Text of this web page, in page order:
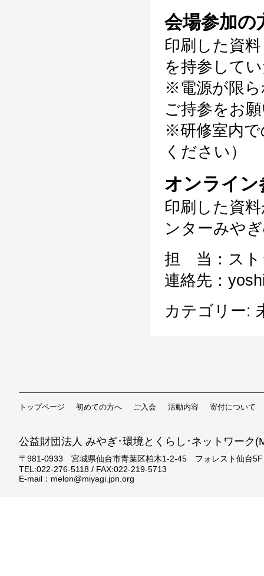
会場参加の
印刷した資
を持参して
※電源が限ら
ご持参をお
※研修室内で
ください）
オンライン
印刷した資
ンターみや
担 当：スト
連絡先：
カテゴリー:
トップページ 初めての方へ ご入会 活動内容 寄付について
公益財団法人 みやぎ･環境とくらし･ネットワーク
〒981-0933 宮城県仙台市青葉区柏木1-2-45 フォレスト仙台5F
TEL:022-276-5118 / FAX:022-219-5713
E-mail：melon@miyagi.jpn.org